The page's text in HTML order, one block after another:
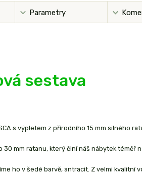
Parametry
sestava
s výpletem z přírodního 15 mm silného
mm ratanu, který činí náš nábytek téměř
ho v šedé barvě, antracit. Z velmi kvalitní